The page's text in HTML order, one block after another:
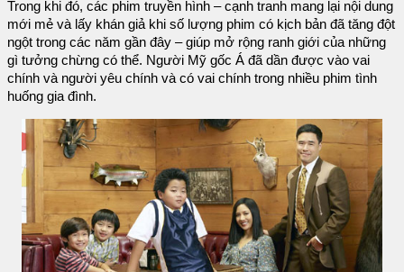
Trong khi đó, các phim truyền hình – cạnh tranh mang lại nội dung
mới mẻ và lấy khán giả khi số lượng phim có kịch bản đã tăng đột
ngột trong các năm gần đây – giúp mở rộng ranh giới của những
gì tưởng chừng có thể. Người Mỹ gốc Á đã dần được vào vai
chính và người yêu chính và có vai chính trong nhiều phim tình
huống gia đình.